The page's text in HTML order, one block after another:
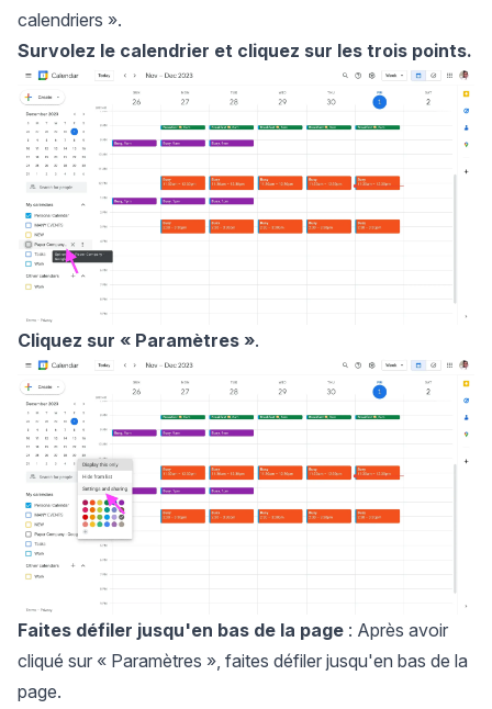
calendriers ».
Survolez le calendrier et cliquez sur les trois points.
Cliquez sur « Paramètres ».
Faites défiler jusqu'en bas de la page : Après avoir
cliqué sur « Paramètres », faites défiler jusqu'en bas de la
page.